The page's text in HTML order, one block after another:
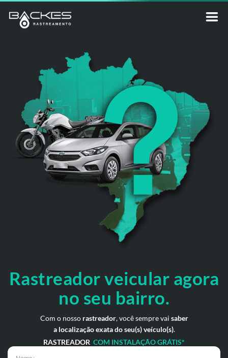
Rastreador veicular agora
no seu bairro.
Com o nosso rastreador, você sempre vai saber
a localização exata do seu(s) veículo(s).
RASTREADOR COM INSTALAÇÃO GRÁTIS*